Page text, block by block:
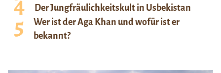
Der Jungfräulichkeitskult in Usbekistan
Wer ist der Aga Khan und wofür ist er
bekannt?